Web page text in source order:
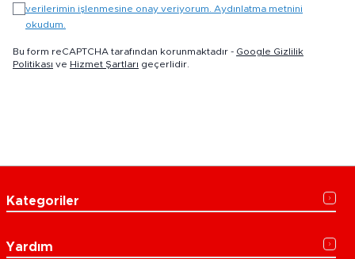
verilerimin işlenmesine onay veriyorum. Aydınlatma metnini
okudum.
Bu form reCAPTCHA tarafından korunmaktadır - Google Gizlilik
Politikası ve Hizmet Şartları geçerlidir.
Kategoriler
Yardım